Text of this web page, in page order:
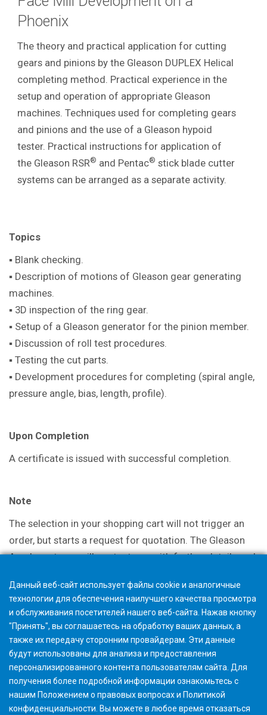
Phoenix
The theory and practical application for cutting
gears and pinions by the Gleason DUPLEX Helical
completing method. Practical experience in the
setup and operation of appropriate Gleason
machines. Techniques used for completing gears
and pinions and the use of a Gleason hypoid
tester. Practical instructions for application of
the Gleason RSR® and Pentac® stick blade cutter
systems can be arranged as a separate activity.
Topics
▪ Blank checking.
▪ Description of motions of Gleason gear generating
machines.
▪ 3D inspection of the ring gear.
▪ Setup of a Gleason generator for the pinion member.
▪ Discussion of roll test procedures.
▪ Testing the cut parts.
▪ Development procedures for completing (spiral angle,
pressure angle, bias, length, profile).
Upon Completion
A certificate is issued with successful completion.
Note
The selection in your shopping cart will not trigger an
order, but starts a request for quotation. The Gleason
Academy team will contact you with further details and
Данный веб-сайт использует файлы cookie и аналогичные
технологии для обеспечения наилучшего качества просмотра
и обслуживания посетителей нашего веб-сайта. Нажав кнопку
"Принять", вы соглашаетесь на обработку ваших данных, а
также их передачу сторонним провайдерам. Эти данные
будут использованы для анализа и предоставления
персонализированного контента пользователям сайта. Для
получения более подробной информации ознакомьтесь с
нашим Положением о правовых вопросахи Политикой
конфиденциальности . Вы можете в любое время отказаться